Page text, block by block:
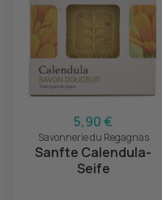
5,90 €
Savonnerie du Regagnas
Sanfte Calendula-
Seife